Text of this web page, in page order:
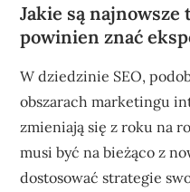
Jakie są
powinien znać
W dziedzinie SEO,
obszarach marketingu
zmieniają się z roku na
musi być na bieżąco z
dostosować strategie